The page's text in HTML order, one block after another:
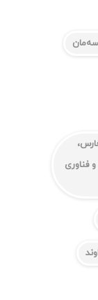
فناوری